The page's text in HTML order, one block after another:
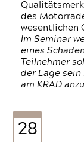
des
wesentlichen
Im Seminar
eines
Teilnehmer
der Lage
am KRAD
28